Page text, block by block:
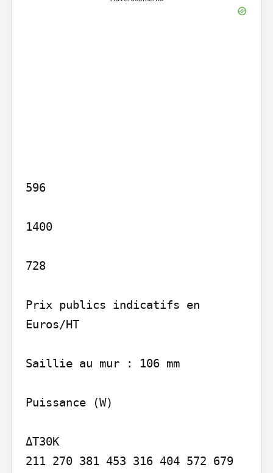
596
1400
728
Prix publics indicatifs en
Euros/HT
Saillie au mur : 106 mm
Puissance (W)
ΔT30K
211 270 381 453 316 404 572 679